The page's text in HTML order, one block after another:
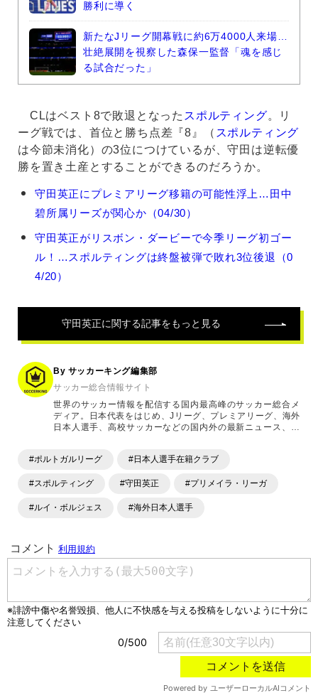
勝利に導く
新たなJリーグ開幕戦に約6万4000人来場…
壮絶展開を視察した森保一監督「魂を感じ
る試合だった」
CLはベスト8で敗退となった スポルティング。リ
ーグ戦では、首位と勝ち点差『8』（ スポルティング
は今節未消化）の3位につけているが、守田は逆転優
勝を置き土産とすることができるのだろうか。
守
正
事
守田英正にプレミアリーグ移籍の可能性浮上…田中
碧所属リーズが関心か（04/30）
守田英正がリスボン・ダービーで今季リーグ初ゴー
ル！…スポルティングは終盤被弾で敗れ3位後退（0
4/20）
守田英正に関する記事をもっと見る
By サッカーキング編集部
サッカー総合情報サイト
世界のサッカー情報を配信する国内最高峰のサッカー総合メ
ディア。日本代表をはじめ、Jリーグ、プレミアリーグ、海外
日本人選手、高校サッカーなどの国内外の最新ニュース、コ
ます。「X」「Instagram」「YouTube」「TikTok」など、
#ポルトガルリーグ #日本人選手在籍クラブ
#スポルティング #守田英正 #プリメイラ・リーガ
#ルイ・ボルジェス #海外日本人選手